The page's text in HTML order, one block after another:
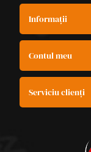
Informații
Contul meu
Serviciu clienți